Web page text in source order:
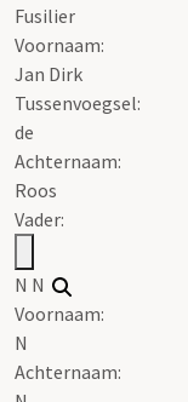
Fusilier
Voornaam:
Jan Dirk
Tussenvoegsel:
de
Achternaam:
Roos
Vader:
N N
Voornaam:
N
Achternaam: